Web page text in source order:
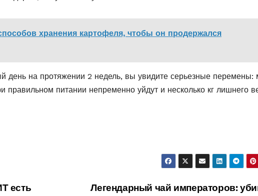
хранения картофеля, чтобы он продержался
день на протяжении 2 недель, вы увидите серьезные перемены:
правильном питании непременно уйдут и несколько кг лишнего
Легендарный чай императоров:
есть